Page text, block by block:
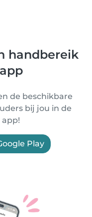
handbereik
de beschikbare
bij jou in de
Play